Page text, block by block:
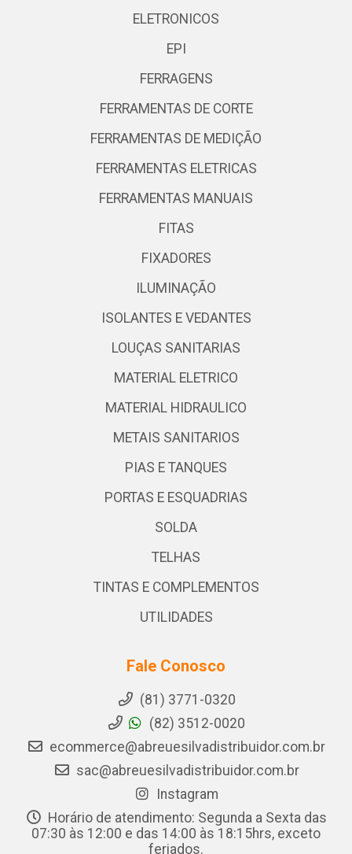
ELETRONICOS
EPI
FERRAGENS
FERRAMENTAS DE CORTE
FERRAMENTAS DE MEDIÇÃO
FERRAMENTAS ELETRICAS
FERRAMENTAS MANUAIS
FITAS
FIXADORES
ILUMINAÇÃO
ISOLANTES E VEDANTES
LOUÇAS SANITARIAS
MATERIAL ELETRICO
MATERIAL HIDRAULICO
METAIS SANITARIOS
PIAS E TANQUES
PORTAS E ESQUADRIAS
SOLDA
TELHAS
TINTAS E COMPLEMENTOS
UTILIDADES
Fale Conosco
(81) 3771-0320
(82) 3512-0020
ecommerce@abreuesilvadistribuidor.com.br
sac@abreuesilvadistribuidor.com.br
Instagram
Horário de atendimento: Segunda a Sexta das
07:30 às 12:00 e das 14:00 às 18:15hrs, exceto
feriados.